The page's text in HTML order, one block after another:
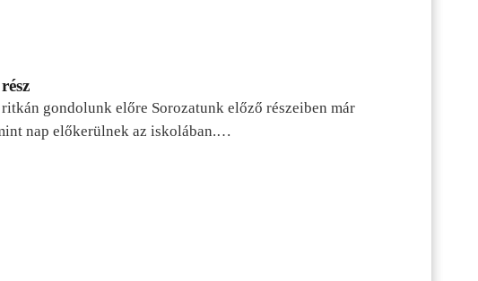
gondolunk előre Sorozatunk előző részeiben már
nap előkerülnek az iskolában.…